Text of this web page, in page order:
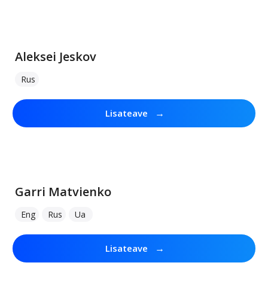
Aleksei Jeskov
Rus
Lisateave →
Garri Matvienko
Eng Rus Ua
Lisateave →